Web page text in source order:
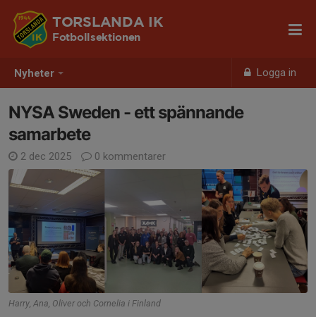
Nyheter Logga in
TORSLANDA IK
Fotbollsektionen
NYSA Sweden - ett spännande
samarbete
2 dec 2025 0 kommentarer
Harry, Ana, Oliver och Cornelia i Finland